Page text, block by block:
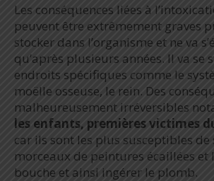
Les conséquences liées à
peuvent être extrêmement graves
stocker dans l’organisme et ne va
qu’après plusieurs années. Il va se
endroits spécifiques comme le
moëlle osseuse, le rein. Des
malheureusement irréversibles
les enfants, premières victimes
car ils sont les plus susceptibles de
morceaux de peintures écaillées et
bouche et ainsi ingérer le plomb.